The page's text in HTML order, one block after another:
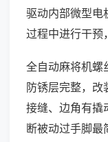
驱动内部微型电
过程中进行干预
全自动麻将机螺
防锈层完整，改
接缝、边角有撬
断被动过手脚最